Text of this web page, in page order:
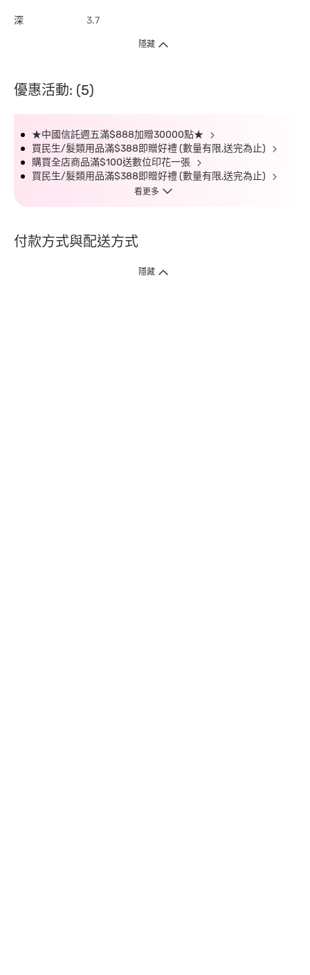
深 3.7
隱藏
優惠活動: (5)
★中國信託週五滿$888加贈30000點★
買民生/髮類用品滿$388即贈好禮 (數量有限,送完為止)
購買全店商品滿$100送數位印花一張
買民生/髮類用品滿$388即贈好禮 (數量有限,送完為止)
看更多
付款方式與配送方式
隱藏